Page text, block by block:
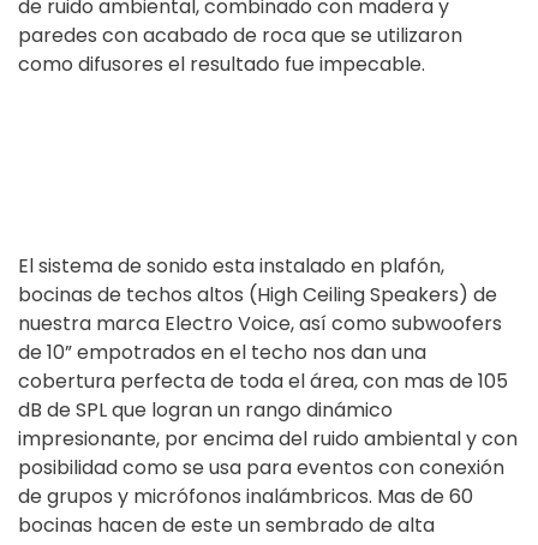
de ruido ambiental, combinado con madera y
paredes con acabado de roca que se utilizaron
como difusores el resultado fue impecable.
El sistema de sonido esta instalado en plafón,
bocinas de techos altos (High Ceiling Speakers) de
nuestra marca Electro Voice, así como subwoofers
de 10” empotrados en el techo nos dan una
cobertura perfecta de toda el área, con mas de 105
dB de SPL que logran un rango dinámico
impresionante, por encima del ruido ambiental y con
posibilidad como se usa para eventos con conexión
de grupos y micrófonos inalámbricos. Mas de 60
bocinas hacen de este un sembrado de alta